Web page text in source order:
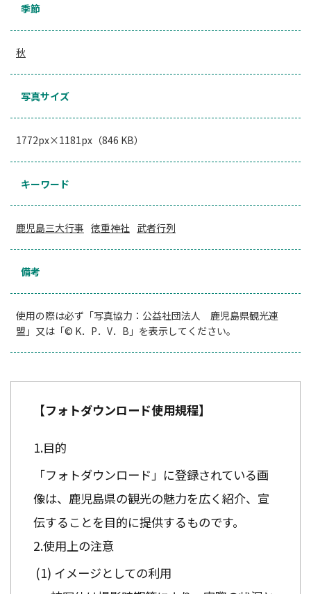
季節
秋
写真サイズ
1772px×1181px（846 KB）
キーワード
鹿児島三大行事 徳重神社 武者行列
備考
使用の際は必ず「写真協力：公益社団法人 鹿児島県観光連
盟」又は「© K．P．V．B」を表示してください。
【フォトダウンロード使用規程】
目的
「フォトダウンロード」に登録されている画
像は、鹿児島県の観光の魅力を広く紹介、宣
伝することを目的に提供するものです。
使用上の注意
イメージとしての利用